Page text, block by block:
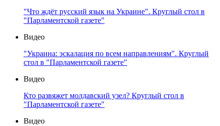
"Что ждёт русский язык на Украине". Круглый стол в
"Парламентской газете"
Видео
"Украина: эскалация по всем направлениям". Круглый
стол в "Парламентской газете"
Видео
Кто развяжет молдавский узел? Круглый стол в
"Парламентской газете"
Видео